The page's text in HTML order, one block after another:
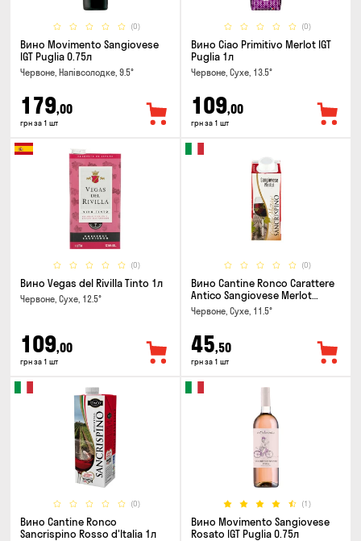
(0)
Вино Movimento Sangiovese
IGT Puglia 0.75л
Червоне, Напівсолодке, 9.5°
179,00
грн за 1 шт
(0)
Вино Ciao Primitivo Merlot IGT
Puglia 1л
Червоне, Сухе, 13.5°
109,00
грн за 1 шт
(0)
Вино Vegas del Rivilla Tinto 1л
Червоне, Сухе, 12.5°
109,00
грн за 1 шт
(0)
Вино Cantine Ronco Carattere
Antico Sangiovese Merlot
Rubicone IGT 0.25л
Червоне, Сухе, 11.5°
45,50
грн за 1 шт
(0)
Вино Cantine Ronco
Sancrispino Rosso d'Italia 1л
(1)
Вино Movimento Sangiovese
Rosato IGT Puglia 0.75л